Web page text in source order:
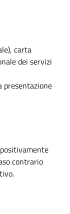
carta
dei servizi
presentazione
contrario